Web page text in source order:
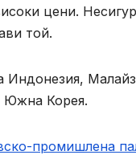
цени.
той.
Южна Корея.
промишлена